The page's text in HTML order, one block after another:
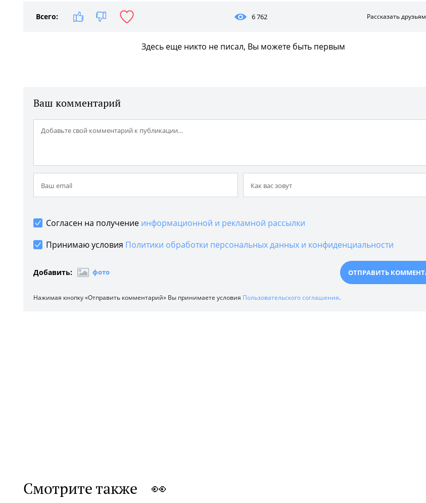
Всего: 6 762 Рассказать друзьям
Здесь еще никто не писал, Вы можете быть первым
Ваш комментарий
Согласен на получение информационной и рекламной рассылки
Принимаю условия Политики обработки персональных данных и конфиденциальности
Добавить: фото
Нажимая кнопку «Отправить комментарий» Вы принимаете условия Пользовательского соглашения.
Смотрите также 👀